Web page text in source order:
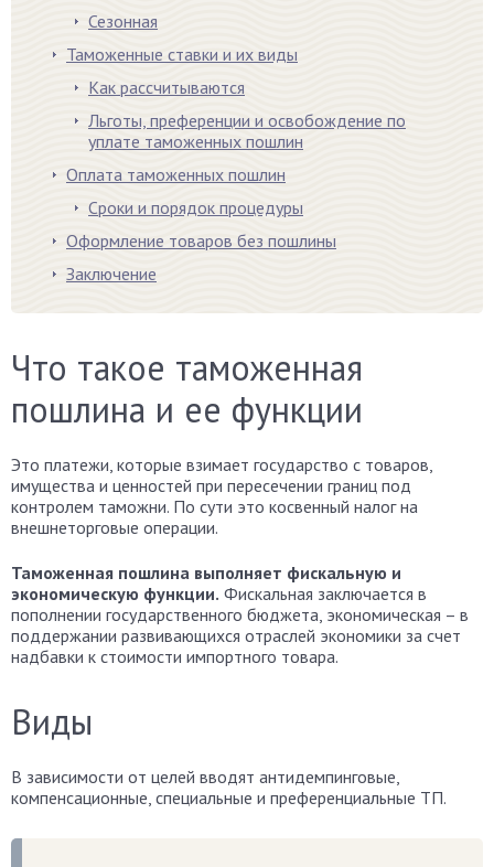
Сезонная
Таможенные ставки и их виды
Как рассчитываются
Льготы, преференции и освобождение по
уплате таможенных пошлин
Оплата таможенных пошлин
Сроки и порядок процедуры
Оформление товаров без пошлины
Заключение
Что такое таможенная
пошлина и ее функции
Это платежи, которые взимает государство с товаров,
имущества и ценностей при пересечении границ под
контролем таможни. По сути это косвенный налог на
внешнеторговые операции.
Таможенная пошлина выполняет фискальную и
экономическую функции. Фискальная заключается в
пополнении государственного бюджета, экономическая – в
поддержании развивающихся отраслей экономики за счет
надбавки к стоимости импортного товара.
Виды
В зависимости от целей вводят антидемпинговые,
компенсационные, специальные и преференциальные ТП.